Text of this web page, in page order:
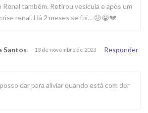
também. Retirou vesícula e após um
renal. Há 2 meses se foi… 😓😭💔
Santos 13 de novembro de 2023 Responder
dar para aliviar quando está com dor